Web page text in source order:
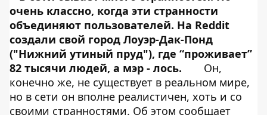
очень классно, когда эти странности
объединяют пользователей. На Reddit
создали свой город Лоуэр-Дак-Понд
("Нижний утиный пруд"), где “проживает”
82 тысячи людей, а мэр - лось.
Он,
конечно же, не существует в реальном мире,
но в сети он вполне реалистичен, хоть и со
своими странностями. Об этом сообщает